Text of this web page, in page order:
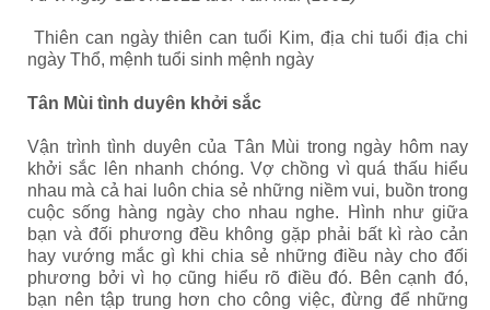
Thiên can ngày thiên can tuổi Kim, địa chi tuổi địa chi
ngày Thổ, mệnh tuổi sinh mệnh ngày
Tân Mùi tình duyên khởi sắc
Vận trình tình duyên của Tân Mùi trong ngày hôm nay
khởi sắc lên nhanh chóng. Vợ chồng vì quá thấu hiểu
nhau mà cả hai luôn chia sẻ những niềm vui, buồn trong
cuộc sống hàng ngày cho nhau nghe. Hình như giữa
bạn và đối phương đều không gặp phải bất kì rào cản
hay vướng mắc gì khi chia sẻ những điều này cho đối
phương bởi vì họ cũng hiểu rõ điều đó. Bên cạnh đó,
bạn nên tập trung hơn cho công việc, đừng để những